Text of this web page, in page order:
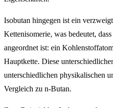
Isobutan hingegen ist ein
Kettenisomerie, was bedeutet,
angeordnet ist: ein
Hauptkette. Diese
unterschiedlichen physikalischen
Vergleich zu n-Butan.